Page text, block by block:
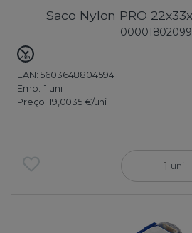
Saco Nylon PRO
EAN: 5603648804594
Emb.:1 uni
Preço: 19,0035 €/uni
uni